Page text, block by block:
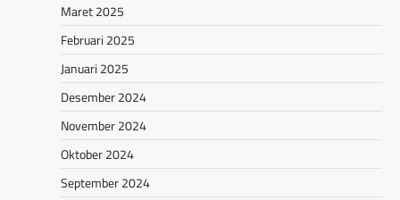
Maret 2025
Februari 2025
Januari 2025
Desember 2024
November 2024
Oktober 2024
September 2024